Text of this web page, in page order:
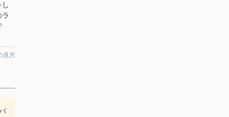
見方